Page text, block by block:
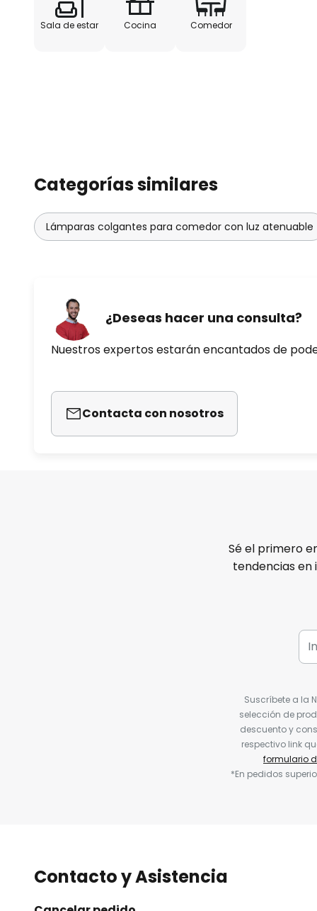
Sala de estar Cocina Comedor
Categorías similares
Lámparas colgantes para comedor con luz atenuable
¿Deseas hacer una consulta?
Nuestros expertos estarán encantados de
Contacta con nosotros
Sé el primero
tendencias en
Suscríbete a la
selección de
descuento y
respectivo link
formulario
*En pedidos
Contacto y Asistencia